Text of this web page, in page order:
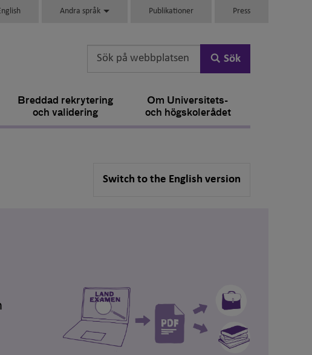
Andra språk Publikationer Press
Sök
Breddad rekrytering
och validering
Om Universitets-
och högskolerådet
Switch to the English version